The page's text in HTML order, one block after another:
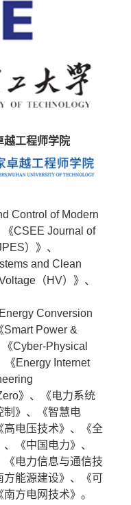
越工程师学院
Control of Modern
CSEE Journal of
）》、
and Clean
（HV）》、
Conversion
Power &
Cyber-Physical
《Energy Internet
》、《电力系统
制》、《智慧电
高电压技术》、《全
《中国电力》、
《电力信息与通信技
方能源建设》、《可
方电网技术》。